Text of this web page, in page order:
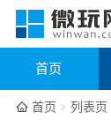
首页
首页 列表页